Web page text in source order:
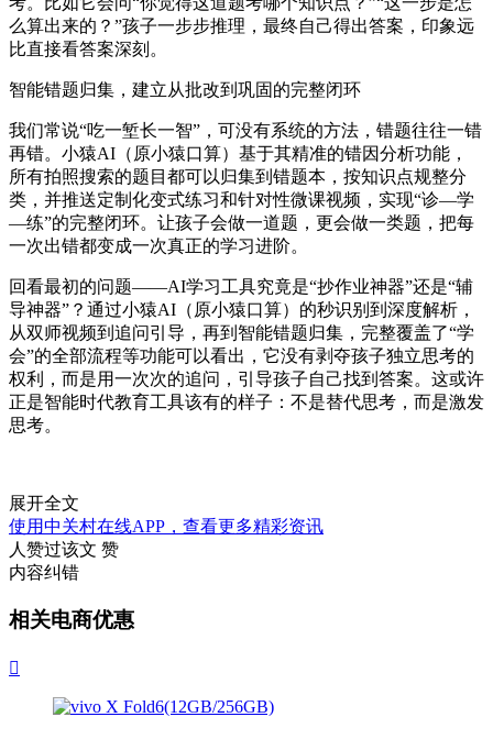
么算出来的？”孩子一步步推理，最终自己得出答案，印象远
比直接看答案深刻。
智能错题归集，建立从批改到巩固的完整闭环
我们常说“吃一堑长一智”，可没有系统的方法，错题往往一错
再错。小猿AI（原小猿口算）基于其精准的错因分析功能，
所有拍照搜索的题目都可以归集到错题本，按知识点规整分
类，并推送定制化变式练习和针对性微课视频，实现“诊—学
—练”的完整闭环。让孩子会做一道题，更会做一类题，把每
一次出错都变成一次真正的学习进阶。
回看最初的问题——AI学习工具究竟是“抄作业神器”还是“辅
导神器”？通过小猿AI（原小猿口算）的秒识别到深度解析，
从双师视频到追问引导，再到智能错题归集，完整覆盖了“学
会”的全部流程等功能可以看出，它没有剥夺孩子独立思考的
权利，而是用一次次的追问，引导孩子自己找到答案。这或许
正是智能时代教育工具该有的样子：不是替代思考，而是激发
思考。
展开全文
使用中关村在线APP，查看更多精彩资讯
人赞过该文 赞
内容纠错
相关电商优惠
